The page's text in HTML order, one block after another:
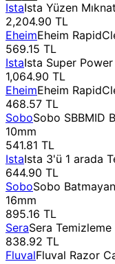
IstaIsta Yüzen
2,204.90 TL
EheimEheim
569.15 TL
IstaIsta Super Power
1,064.90 TL
EheimEheim
468.57 TL
SoboSobo SBBMID
10mm
541.81 TL
IstaIsta 3'ü 1 arada
644.90 TL
SoboSobo
16mm
895.16 TL
SeraSera
838.92 TL
FluvalFluval Razor